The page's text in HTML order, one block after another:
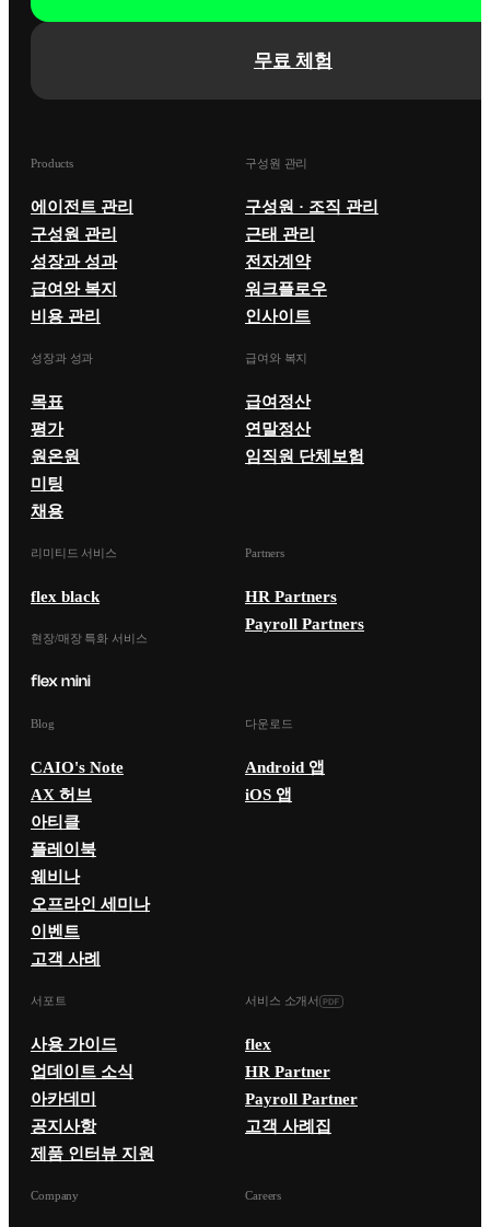
무료 체험
Products
에이전트 관리
구성원 관리
성장과 성과
급여와 복지
비용 관리
구성원 관리
구성원 · 조직 관리
근태 관리
전자계약
워크플로우
인사이트
성장과 성과
목표
평가
원온원
미팅
채용
급여와 복지
급여정산
연말정산
임직원 단체보험
리미티드 서비스
flex black
현장/매장 특화 서비스
Partners
HR Partners
Payroll Partners
Blog
CAIO's Note
AX 허브
아티클
플레이북
웨비나
오프라인 세미나
이벤트
고객 사례
다운로드
Android 앱
iOS 앱
서포트
사용 가이드
업데이트 소식
아카데미
공지사항
제품 인터뷰 지원
서비스 소개서
flex
HR Partner
Payroll Partner
고객 사례집
Company Careers